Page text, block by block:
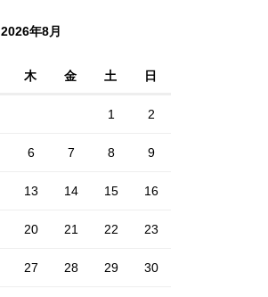
2026年8月
木 金 土 日
1 2
6 7 8 9
13 14 15 16
20 21 22 23
27 28 29 30